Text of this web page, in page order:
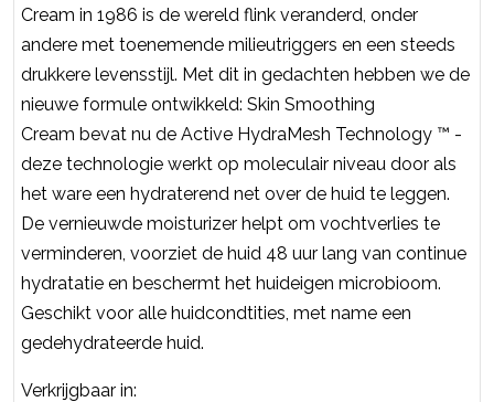
Cream in 1986 is de wereld flink veranderd, onder
andere met toenemende milieutriggers en een steeds
drukkere levensstijl. Met dit in gedachten hebben we de
nieuwe formule ontwikkeld: Skin Smoothing
Cream bevat nu de Active HydraMesh Technology ™ -
deze technologie werkt op moleculair niveau door als
het ware een hydraterend net over de huid te leggen.
De vernieuwde moisturizer helpt om vochtverlies te
verminderen, voorziet de huid 48 uur lang van continue
hydratatie en beschermt het huideigen microbioom.
Geschikt voor alle huidcondtities, met name een
gedehydrateerde huid.
Verkrijgbaar in: